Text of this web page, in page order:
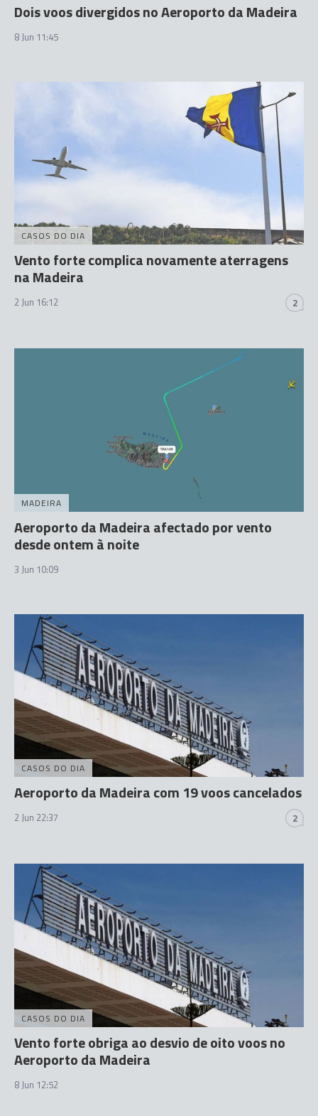
Dois voos divergidos no Aeroporto da Madeira
8 Jun 11:45
CASOS DO DIA
Vento forte complica novamente aterragens
na Madeira
2 Jun 16:12 2
MADEIRA
Aeroporto da Madeira afectado por vento
desde ontem à noite
3 Jun 10:09
CASOS DO DIA
Aeroporto da Madeira com 19 voos cancelados
2 Jun 22:37 2
CASOS DO DIA
Vento forte obriga ao desvio de oito voos no
Aeroporto da Madeira
8 Jun 12:52